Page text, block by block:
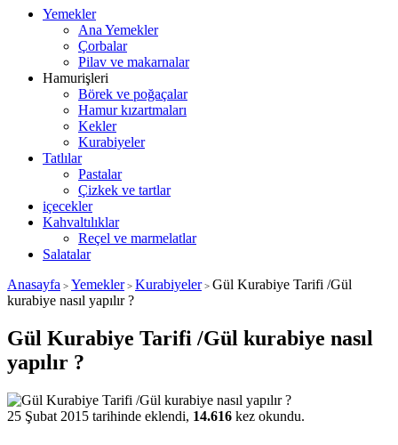
Yemekler
Ana Yemekler
Çorbalar
Pilav ve makarnalar
Hamurişleri
Börek ve poğaçalar
Hamur kızartmaları
Kekler
Kurabiyeler
Tatlılar
Pastalar
Çizkek ve tartlar
içecekler
Kahvaltılıklar
Reçel ve marmelatlar
Salatalar
Anasayfa > Yemekler> Kurabiyeler> Gül Kurabiye Tarifi /Gül
kurabiye nasıl yapılır ?
Gül Kurabiye Tarifi /Gül kurabiye nasıl
yapılır ?
25 Şubat 2015 tarihinde eklendi, 14.616 kez okundu.